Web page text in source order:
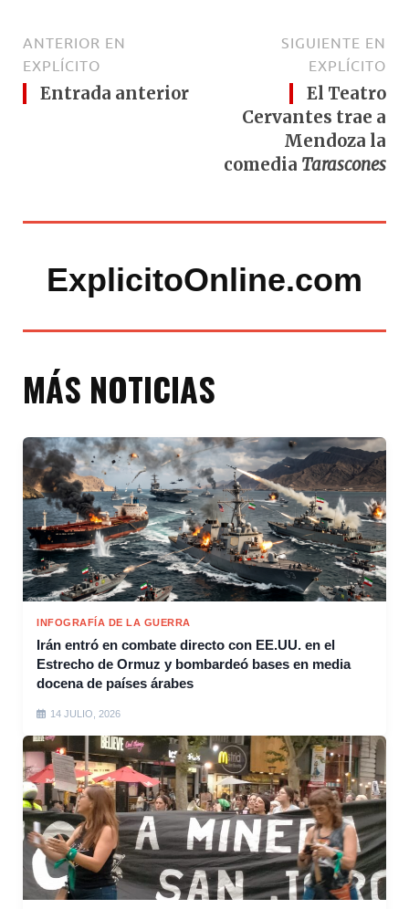
ANTERIOR EN
EXPLÍCITO
Entrada anterior
SIGUIENTE EN
EXPLÍCITO
El Teatro
Cervantes trae a
Mendoza la
comedia Tarascones
ExplicitoOnline.com
MÁS NOTICIAS
INFOGRAFÍA DE LA GUERRA
Irán entró en combate directo con EE.UU. en el
Estrecho de Ormuz y bombardeó bases en media
docena de países árabes
14 JULIO, 2026